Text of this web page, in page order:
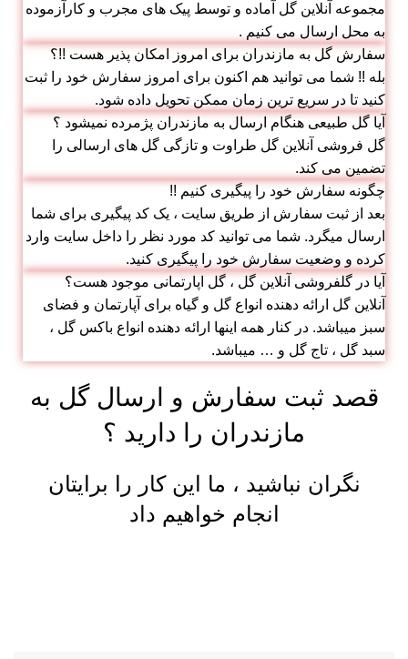
مجموعه آنلاین گل آماده و توسط پیک های مجرب و کارآزموده
به محل ارسال می کنیم .
سفارش گل به مازندران برای امروز امکان پذیر هست !!؟
بله !! شما می توانید هم اکنون برای امروز سفارش خود را ثبت
کنید تا در سریع ترین زمان ممکن تحویل داده شود.
آیا گل طبیعی هنگام ارسال به مازندران پژمرده نمیشود ؟
گل فروشی آنلاین گل طراوت و تازگی گل های ارسالی را
تضمین می کند.
چگونه سفارش خود را پیگیری کنیم !!
بعد از ثبت سفارش از طریق سایت ، یک کد پیگیری برای شما
ارسال میگرد. شما می توانید کد مورد نظر را داخل سایت وارد
کرده و وضعیت سفارش خود را پیگیری کنید.
آیا در گلفروشی آنلاین گل ، گل اپارتمانی موجود هست؟
آنلاین گل ارائه دهنده انواع گل و گیاه برای آپارتمان و فضای
سبز میباشد. در کنار همه اینها ارائه دهنده انواع باکس گل ،
سبد گل ، تاج گل و … میباشد.
قصد ثبت سفارش و ارسال گل به
مازندران را دارید ؟
نگران نباشید ، ما این کار را برایتان
انجام خواهیم داد